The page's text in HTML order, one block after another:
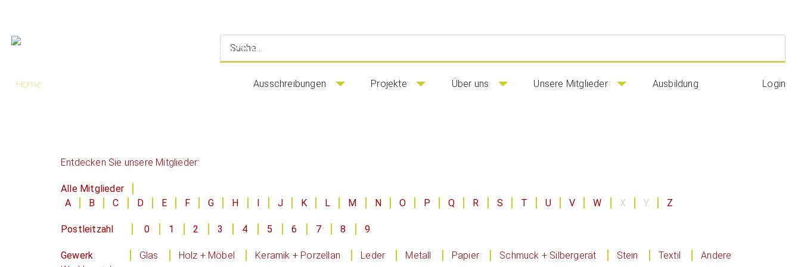
Home Ausschreibungen Projekte Über uns Unsere Mitglieder Ausbildung Login
Entdecken Sie unsere Mitglieder:
Alle Mitglieder
A
B C D E F G H I J K L M N O P Q R S T U V W X Y Z
Postleitzahl 0 1 2 3 4 5 6 7 8 9
Gewerk Glas Holz + Möbel Keramik + Porzellan Leder Metall Papier Schmuck + Silbergerät Stein Textil
Andere